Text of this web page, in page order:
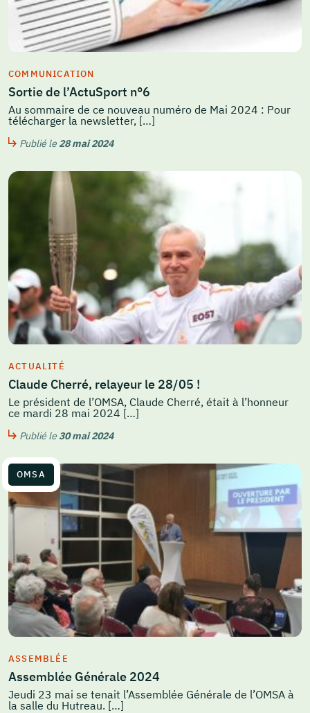
COMMUNICATION
Sortie de l’ActuSport n°6
Au sommaire de ce nouveau numéro de Mai 2024 : Pour
télécharger la newsletter, […]
Publié le 28 mai 2024
ACTUALITÉ
Claude Cherré, relayeur le 28/05 !
Le président de l’OMSA, Claude Cherré, était à l’honneur
ce mardi 28 mai 2024 […]
Publié le30 mai 2024
OMSA
ASSEMBLÉE
Assemblée Générale 2024
Jeudi 23 mai se tenait l’Assemblée Générale de l’OMSA à
la salle du Hutreau. […]